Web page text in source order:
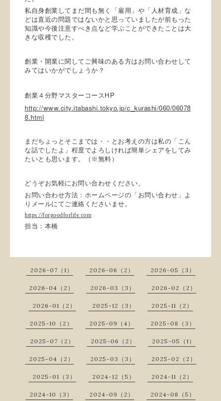
私自身創業してまだ間も無く「雇用」や「人材育成」な
どは直近の問題ではないかと思っていましたが前もった
知識や今後注意すべき点など学ぶことができたことは大
きな収穫でした。
創業・開業に関してご興味のある方はお問い合わせして
みてはいかがでしょうか？
創業４分野マスターコースHP
http://www.city.itabashi.tokyo.jp/c_kurashi/060/06078
8.html
まだちょっとそこまでは・・とお考えの方は私の「こん
な話でしたよ」程度でよろしければ簡単シェアをしてみ
たいとも思います。（※無料）
どうぞお気軽にお問い合わせください。
お問い合わせ方法：ホームページの「お問い合わせ」よ
りメールにてご連絡くださいませ。
https://forgoodforlife.com
担当：本橋
2026-07（1） 2026-06（2） 2026-05（3）
2026-04（2） 2026-03（3） 2026-02（2）
2026-01（2） 2025-12（3） 2025-11（2）
2025-10（2） 2025-09（4） 2025-08（3）
2025-07（2） 2025-06（2） 2025-05（1）
2025-04（2） 2025-03（3） 2025-02（2）
2025-01（3） 2024-12（5） 2024-11（2）
2024-10（3） 2024-09（2） 2024-08（5）